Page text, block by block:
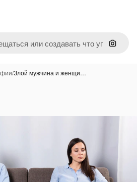
Поиск
/Злой мужчина и женщи…